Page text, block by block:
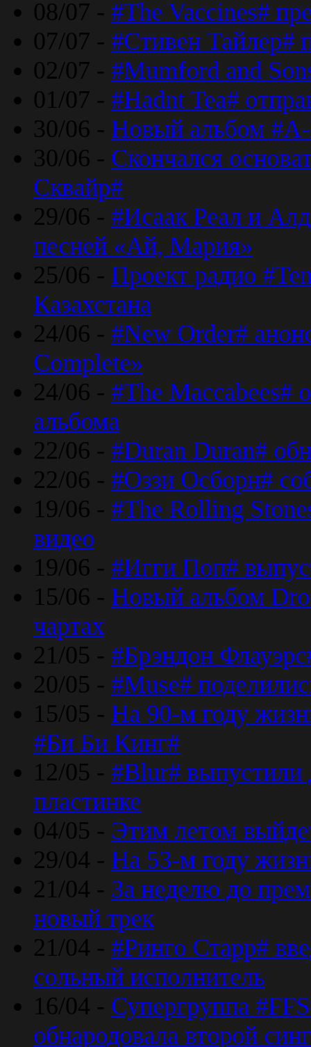
08/07 - #The Vaccines#
07/07 - #Стивен Тайлер#
02/07 - #Mumford and
01/07 - #Hadnt Tea#
30/06 - Новый альбом #A-
30/06 - Скончался
Сквайр#
29/06 - #Исаак Реал и
песней «Ай, Мария»
25/06 - Проект радио
Казахстана
24/06 - #New Order#
Complete»
24/06 - #The Maccabees#
альбома
22/06 - #Duran Duran#
22/06 - #Оззи Осборн#
19/06 - #The Rolling
видео
19/06 - #Игги Поп#
15/06 - Новый альбом
чартах
21/05 - #Брэндон
20/05 - #Muse#
15/05 - На 90-м году
#Би Би Кинг#
12/05 - #Blur# выпустили
пластинке
04/05 - Этим летом
29/04 - На 53-м году
21/04 - За неделю до
новый трек
21/04 - #Ринго Старр#
сольный исполнитель
16/04 - Супергруппа
обнародовала второй